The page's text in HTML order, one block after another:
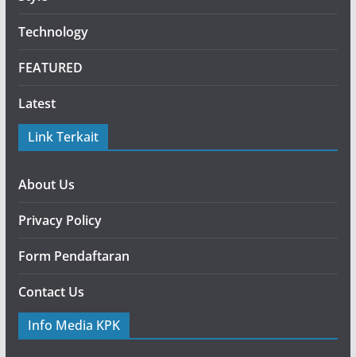
Technology
FEATURED
Latest
Link Terkait
About Us
Privacy Policy
Form Pendaftaran
Contact Us
Info Media KPK